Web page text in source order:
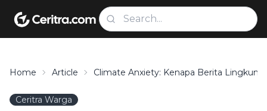
Home Article Climate Anxiety: Kenapa Berita
Ceritra Warga